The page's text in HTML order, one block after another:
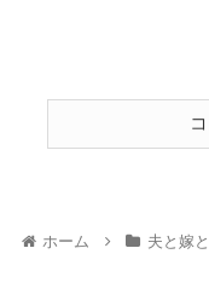
求がすごい。やりたい
ホーム 夫と嫁